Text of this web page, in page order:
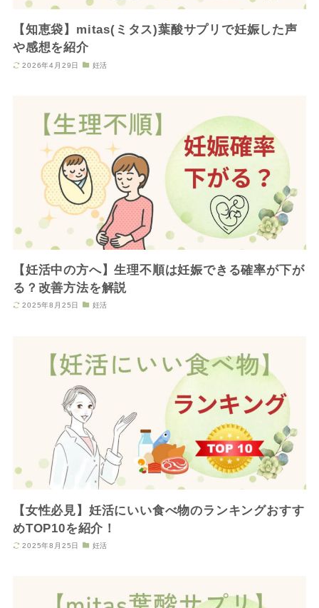
【知恵袋】mitas(ミタス)葉酸サプリで妊娠した声
や感想を紹介
2026年4月29日 妊活
【妊活中の方へ】生理不順は妊娠できる確率が下が
る？改善方法を解説
2025年8月25日 妊活
【女性必見】妊活にいい食べ物のランキングおすす
めTOP10を紹介！
2025年8月25日 妊活